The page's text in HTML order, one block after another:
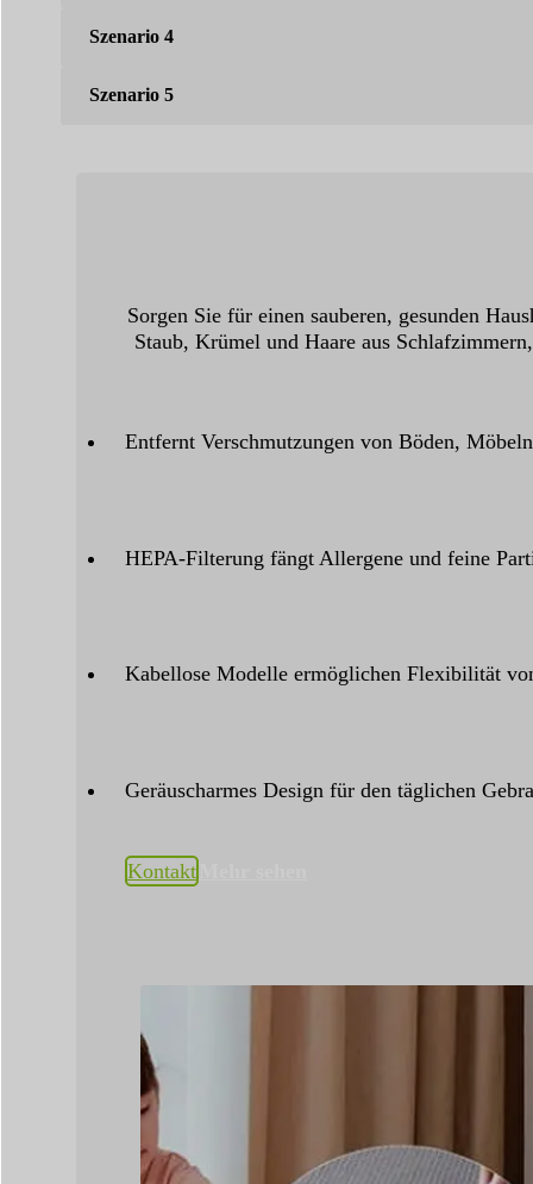
Szenario 4
Szenario 5
Sorgen Sie für einen sauberen, gesunden
Staub, Krümel und Haare aus
Entfernt Verschmutzungen von Böden,
HEPA-Filterung fängt Allergene und feine
Kabellose Modelle ermöglichen Flexibilität
Geräuscharmes Design für den täglichen
Kontakt